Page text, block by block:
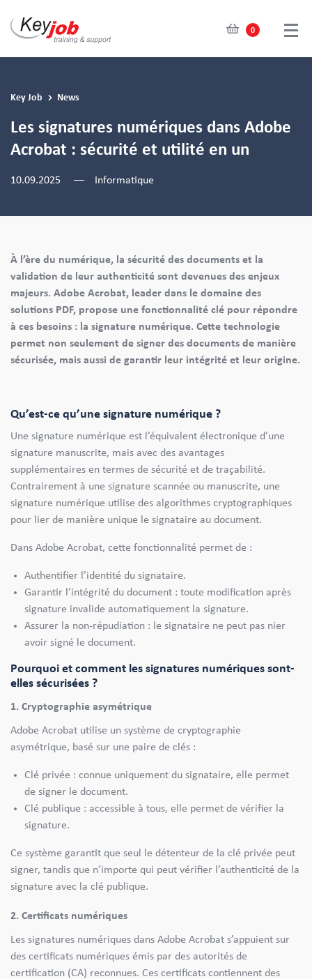
main
0
Key Job News
Les signatures numériques dans Adobe
Acrobat : sécurité et utilité en un
10.09.2025 Informatique
À l’ère du numérique, la sécurité des documents et la
validation de leur authenticité sont devenues des enjeux
majeurs. Adobe Acrobat, leader dans le domaine des
solutions PDF, propose une fonctionnalité clé pour répondre
à ces besoins : la signature numérique. Cette technologie
permet non seulement de signer des documents de manière
sécurisée, mais aussi de garantir leur intégrité et leur origine.
Qu’est-ce qu’une signature numérique ?
Une signature numérique est l’équivalent électronique d’une
signature manuscrite, mais avec des avantages
supplémentaires en termes de sécurité et de traçabilité.
Contrairement à une signature scannée ou manuscrite, une
signature numérique utilise des algorithmes cryptographiques
pour lier de manière unique le signataire au document.
Dans Adobe Acrobat, cette fonctionnalité permet de :
Authentifier l’identité du signataire.
Garantir l’intégrité du document : toute modification après
signature invalide automatiquement la signature.
Assurer la non-répudiation : le signataire ne peut pas nier
avoir signé le document.
Pourquoi et comment les signatures numériques sont-
elles sécurisées ?
1. Cryptographie asymétrique
Adobe Acrobat utilise un système de cryptographie
asymétrique, basé sur une paire de clés :
Clé privée : connue uniquement du signataire, elle permet
de signer le document.
Clé publique : accessible à tous, elle permet de vérifier la
signature.
Ce système garantit que seul le détenteur de la clé privée peut
signer, tandis que n’importe qui peut vérifier l’authenticité de la
signature avec la clé publique.
2. Certificats numériques
Les signatures numériques dans Adobe Acrobat s’appuient sur
des certificats numériques émis par des autorités de
certification (CA) reconnues. Ces certificats contiennent des